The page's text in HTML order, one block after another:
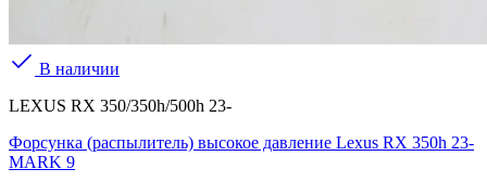
В наличии
LEXUS RX 350/350h/500h 23-
Форсунка (распылитель) высокое давление Lexus RX 350h 23-
MARK 9